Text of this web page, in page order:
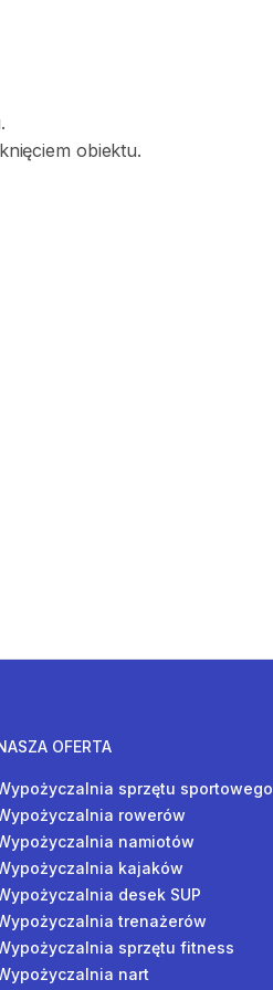
obiektu.
OFERTA
sprzętu sportowego
rowerów
namiotów
kajaków
desek SUP
trenażerów
sprzętu fitness
nart